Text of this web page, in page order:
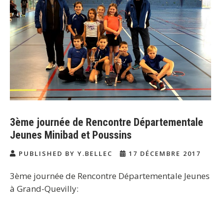
3ème journée de Rencontre Départementale
Jeunes Minibad et Poussins
PUBLISHED BY Y.BELLEC 17 DÉCEMBRE 2017
3ème journée de Rencontre Départementale Jeunes
à Grand-Quevilly: